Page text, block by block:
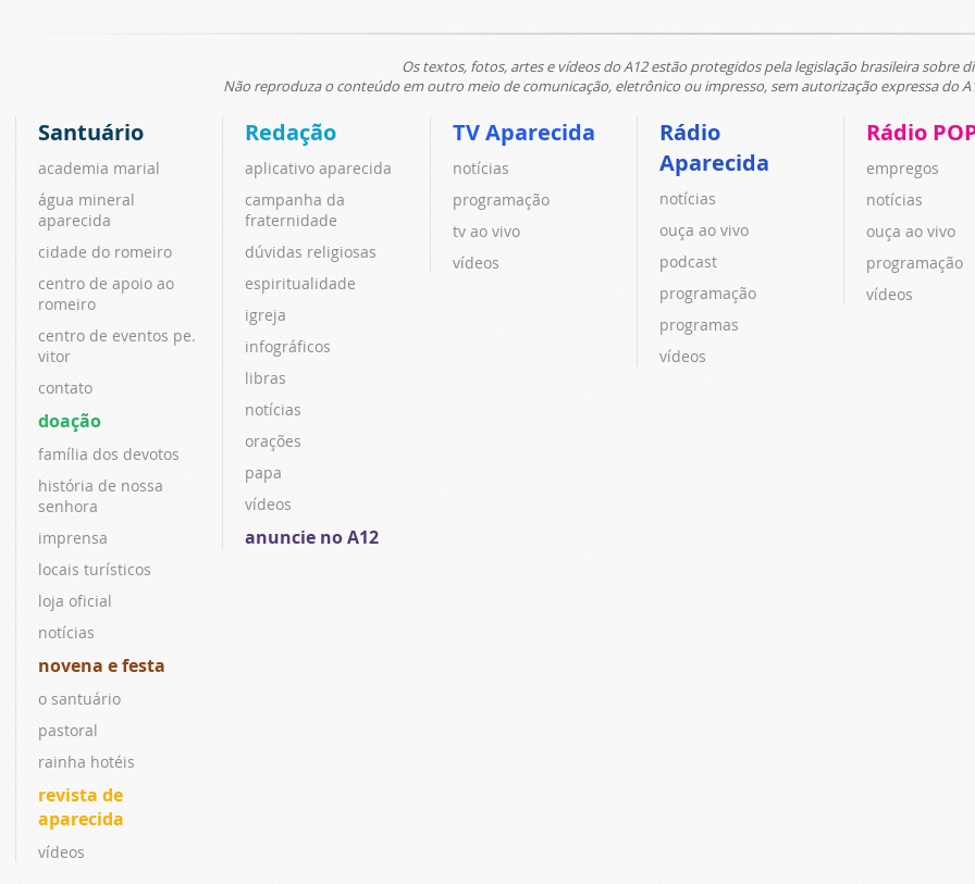
Os textos, fotos, artes e vídeos do A12 estão protegidos pela legislação brasileira sobre
Não reproduza o conteúdo em outro meio de comunicação, eletrônico ou impresso, sem autorização expressa do
Santuário
academia marial
água mineral
aparecida
cidade do romeiro
centro de apoio ao
romeiro
centro de eventos pe.
vitor
contato
doação
família dos devotos
história de nossa
senhora
imprensa
locais turísticos
loja oficial
notícias
novena e festa
o santuário
pastoral
rainha hotéis
revista de
aparecida
vídeos
Redação
aplicativo aparecida
campanha da
fraternidade
dúvidas religiosas
espiritualidade
igreja
infográficos
libras
notícias
orações
papa
vídeos
anuncie no A12
TV Aparecida
notícias
programação
tv ao vivo
vídeos
Rádio
Aparecida
notícias
ouça ao vivo
podcast
programação
programas
vídeos
Rádio
empregos
notícias
ouça ao vivo
programação
vídeos